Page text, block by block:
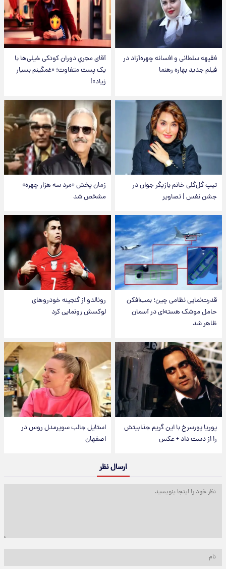
فقیهه سلطانی و افسانه چهره‌آزاد در
فیلم جدید بهاره رهنما
آقای مجریِ دوران کودکی خیلی‌ها با
یک پست متفاوت؛ «غمگینم بسیار
زیاد»!
تیپ گل‌گلی خانم بازیگر جوان در
جشن نفس | تصاویر
زمان پخش «مرد سه هزار چهره»
مشخص شد
قدرت‌نمایی نظامی چین؛ بمب‌افکن
حامل موشک هسته‌ای در آسمان
ظاهر شد
رونالدو از گنجینه خودروهای
لوکسش رونمایی کرد
پوریا پورسرخ با این گریم جذابیتش
را از دست داد + عکس
استایل جالب سوپرمدل روس در
اصفهان
ارسال نظر